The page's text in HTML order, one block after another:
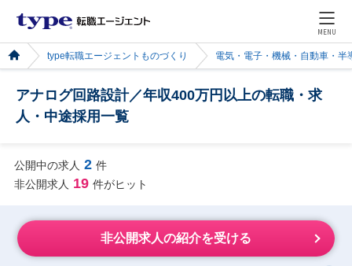
MENU
type転職エージェントものづくり 電気・電子・機械・自動車・半
アナログ回路設計／年収400万円以上の転職・求
人・中途採用一覧
公開中の求人 2 件
非公開求人 19 件がヒット
非公開求人の紹介を受ける